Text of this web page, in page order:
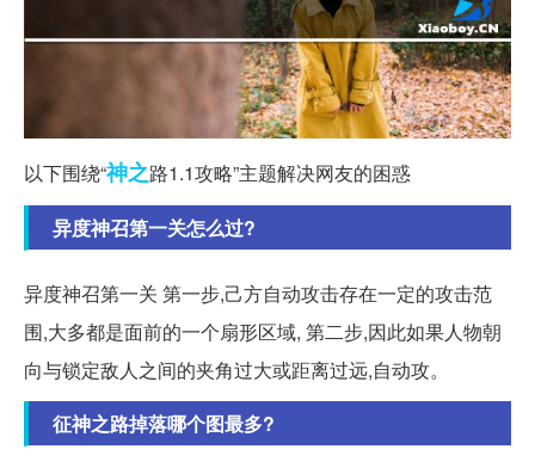
以下围绕“神之路1.1攻略”主题解决网友的困惑
异度神召第一关怎么过?
异度神召第一关 第一步,己方自动攻击存在一定的攻击范
围,大多都是面前的一个扇形区域, 第二步,因此如果人物朝
向与锁定敌人之间的夹角过大或距离过远,自动攻。
征神之路掉落哪个图最多?